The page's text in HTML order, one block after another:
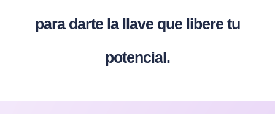
para darte la llave que libere tu
potencial.